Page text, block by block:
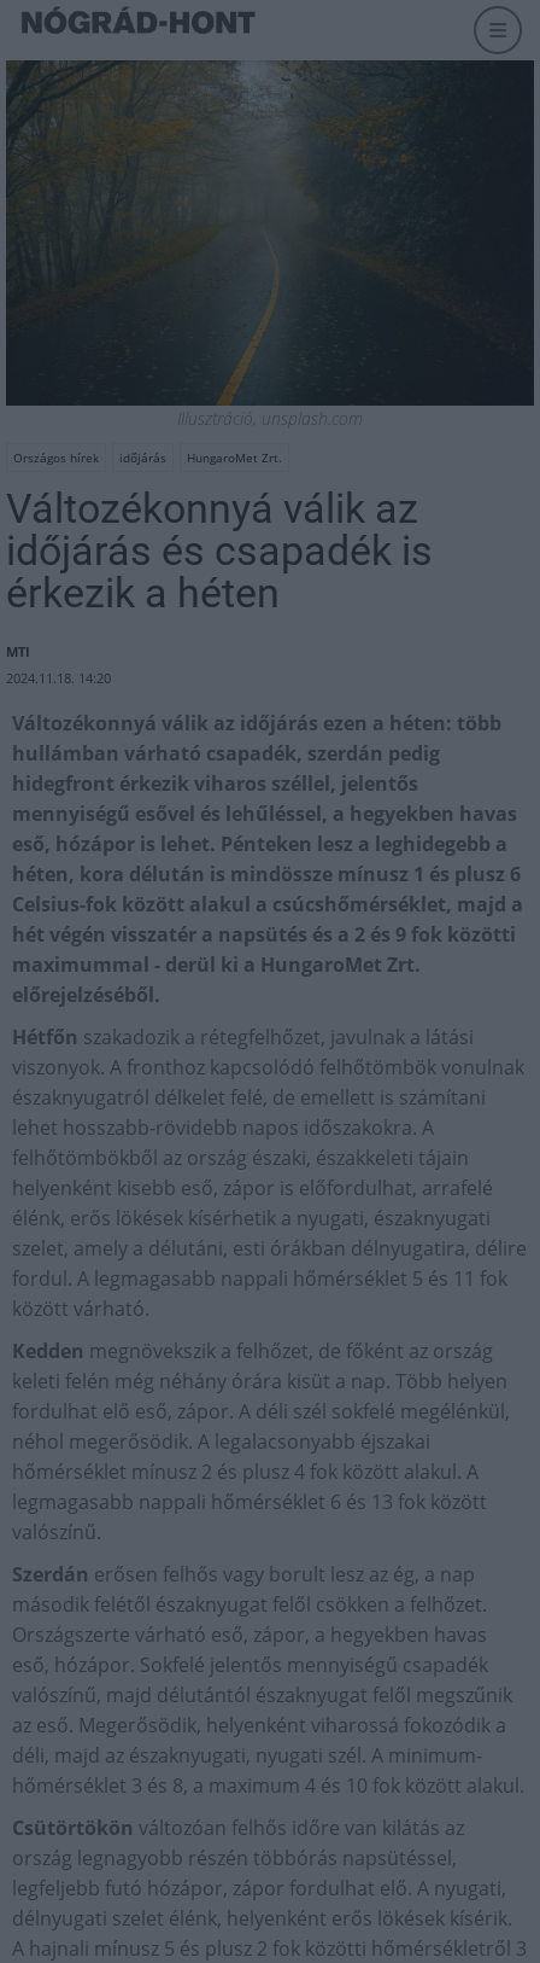
Illusztráció, unsplash.com
Országos hírek időjárás HungaroMet Zrt.
Változékonnyá válik az
időjárás és csapadék is
érkezik a héten
MTI
2024.11.18. 14:20
Változékonnyá válik az időjárás ezen a héten: több
hullámban várható csapadék, szerdán pedig
hidegfront érkezik viharos széllel, jelentős
mennyiségű esővel és lehűléssel, a hegyekben havas
eső, hózápor is lehet. Pénteken lesz a leghidegebb a
héten, kora délután is mindössze mínusz 1 és plusz 6
Celsius-fok között alakul a csúcshőmérséklet, majd a
hét végén visszatér a napsütés és a 2 és 9 fok közötti
maximummal - derül ki a HungaroMet Zrt.
előrejelzéséből.
Hétfőn szakadozik a rétegfelhőzet, javulnak a látási
viszonyok. A fronthoz kapcsolódó felhőtömbök vonulnak
északnyugatról délkelet felé, de emellett is számítani
lehet hosszabb-rövidebb napos időszakokra. A
felhőtömbökből az ország északi, északkeleti tájain
helyenként kisebb eső, zápor is előfordulhat, arrafelé
élénk, erős lökések kísérhetik a nyugati, északnyugati
szelet, amely a délutáni, esti órákban délnyugatira, délire
fordul. A legmagasabb nappali hőmérséklet 5 és 11 fok
között várható.
Kedden megnövekszik a felhőzet, de főként az ország
keleti felén még néhány órára kisüt a nap. Több helyen
fordulhat elő eső, zápor. A déli szél sokfelé megélénkül,
néhol megerősödik. A legalacsonyabb éjszakai
hőmérséklet mínusz 2 és plusz 4 fok között alakul. A
legmagasabb nappali hőmérséklet 6 és 13 fok között
valószínű.
Szerdán erősen felhős vagy borult lesz az ég, a nap
második felétől északnyugat felől csökken a felhőzet.
Országszerte várható eső, zápor, a hegyekben havas
eső, hózápor. Sokfelé jelentős mennyiségű csapadék
valószínű, majd délutántól északnyugat felől megszűnik
az eső. Megerősödik, helyenként viharossá fokozódik a
déli, majd az északnyugati, nyugati szél. A minimum-
hőmérséklet 3 és 8, a maximum 4 és 10 fok között alakul.
Csütörtökön változóan felhős időre van kilátás az
ország legnagyobb részén többórás napsütéssel,
legfeljebb futó hózápor, zápor fordulhat elő. A nyugati,
délnyugati szelet élénk, helyenként erős lökések kísérik.
A hajnali mínusz 5 és plusz 2 fok közötti hőmérsékletről 3